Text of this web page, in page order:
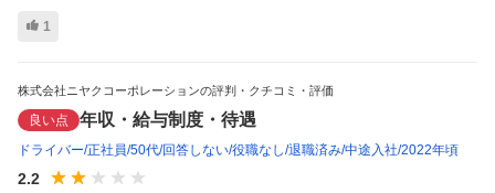
1
株式会社ニヤクコーポレーションの評判・クチコミ・評価
良い点 年収・給与制度・待遇
ドライバー 正社員 50代 回答しない 役職なし 退職済み 中途入社 2022年頃
2.2